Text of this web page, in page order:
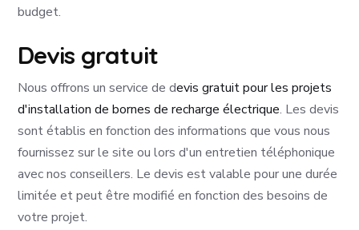
budget.
Devis gratuit
Nous offrons un service de devis gratuit pour les projets
d'installation de bornes de recharge électrique. Les devis
sont établis en fonction des informations que vous nous
fournissez sur le site ou lors d'un entretien téléphonique
avec nos conseillers. Le devis est valable pour une durée
limitée et peut être modifié en fonction des besoins de
votre projet.